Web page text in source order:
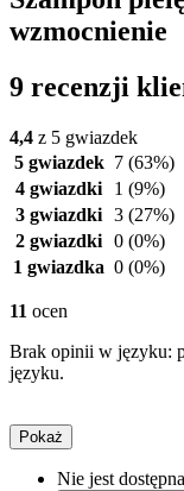
wzmocnienie
9 recenzji
4,4 z 5 gwiazdek
5 gwiazdek 7 (63%)
4 gwiazdki
1 (9%)
3 gwiazdki 3 (27%)
2 gwiazdki 0 (0%)
1 gwiazdka 0 (0%)
11 ocen
Brak opinii w języku:
języku.
Pokaż
Nie jest